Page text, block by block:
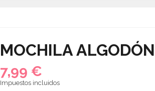
MOCHILA
7,99 €
Impuestos incluidos